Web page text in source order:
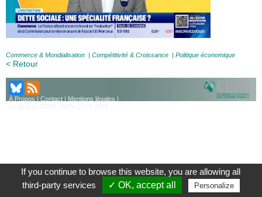
Commerce & Mondialisation Compétitivité & Croissance Politique économique
< Retour
À Propos Contact Mentions légales
If you continue to browse this website, you are allowing all
third-party services
✓ OK, accept all Personalize